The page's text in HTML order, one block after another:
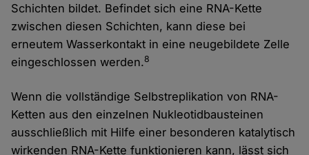
Schichten bildet. Befindet sich eine RNA-Kette
zwischen diesen Schichten, kann diese bei
erneutem Wasserkontakt in eine neugebildete Zelle
eingeschlossen werden.8
Wenn die vollständige Selbstreplikation von RNA-
Ketten aus den einzelnen Nukleotidbausteinen
ausschließlich mit Hilfe einer besonderen katalytisch
wirkenden RNA-Kette funktionieren kann, lässt sich